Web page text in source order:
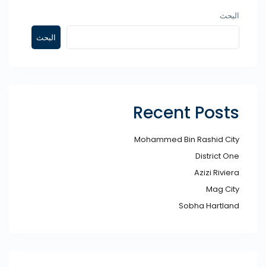
البحث
البحث
Recent Posts
Mohammed Bin Rashid City​
District One
Azizi Riviera
Mag City
Sobha Hartland